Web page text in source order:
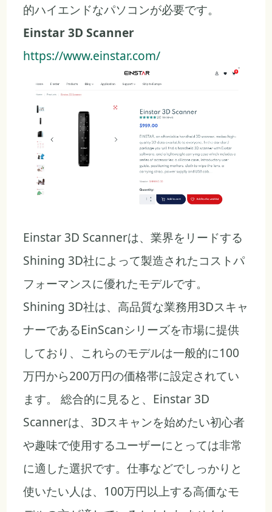
的ハイエンドなパソコンが必要です。
Einstar 3D Scanner
https://www.einstar.com/
Einstar 3D Scannerは、業界をリードする
Shining 3D社によって製造されたコストパ
フォーマンスに優れたモデルです。
Shining 3D社は、高品質な業務用3Dスキャ
ナーであるEinScanシリーズを市場に提供
しており、これらのモデルは一般的に100
万円から200万円の価格帯に設定されてい
ます。 総合的に見ると、Einstar 3D
Scannerは、3Dスキャンを始めたい初心者
や趣味で使用するユーザーにとっては非常
に適した選択です。仕事などでしっかりと
使いたい人は、100万円以上する高価なモ